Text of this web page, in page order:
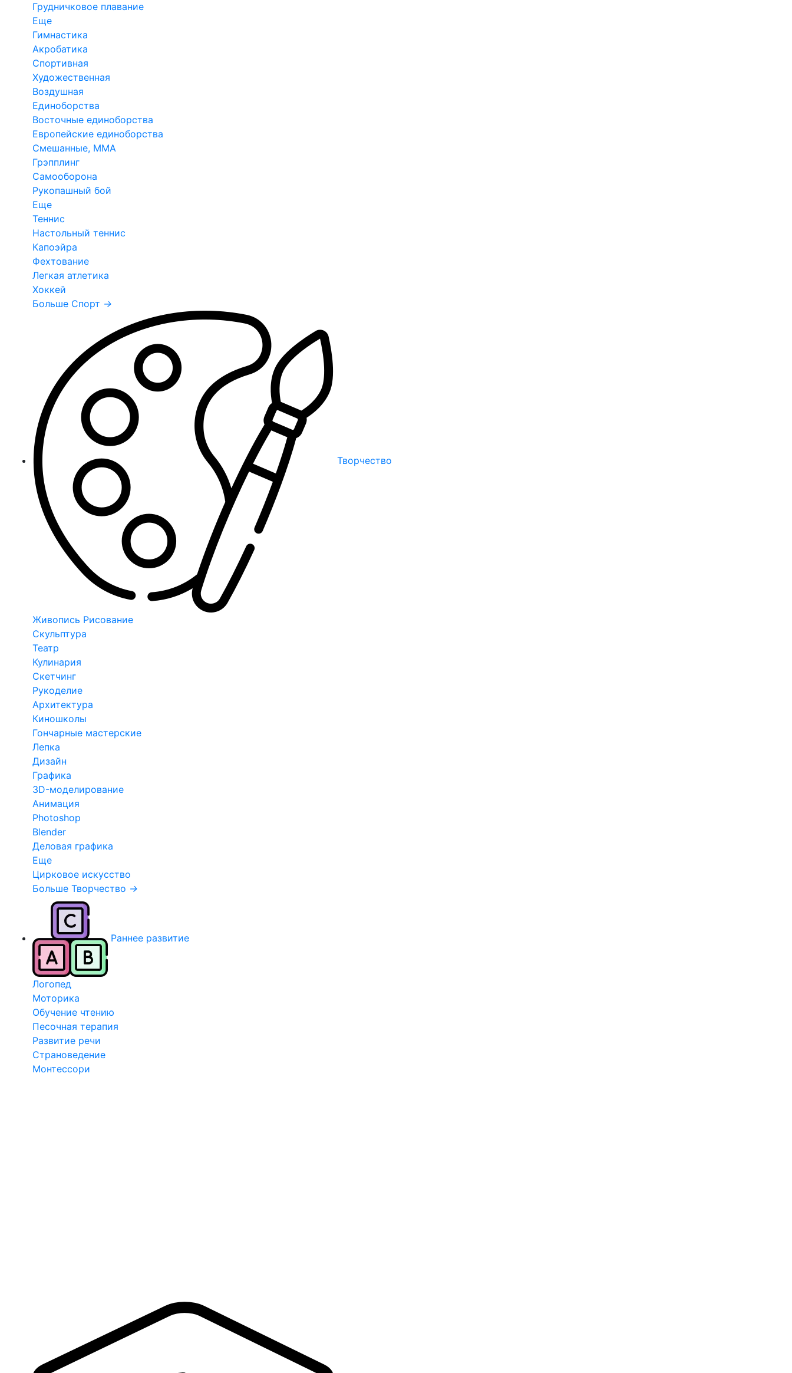
Грудничковое плавание
Еще
Гимнастика
Акробатика
Спортивная
Художественная
Воздушная
Единоборства
Восточные единоборства
Европейские единоборства
Смешанные, ММА
Грэпплинг
Самооборона
Рукопашный бой
Еще
Теннис
Настольный теннис
Капоэйра
Фехтование
Легкая атлетика
Хоккей
Больше Спорт →
Творчество
Живопись Рисование
Скульптура
Театр
Кулинария
Скетчинг
Рукоделие
Архитектура
Киношколы
Гончарные мастерские
Лепка
Дизайн
Графика
3D-моделирование
Анимация
Photoshop
Blender
Деловая графика
Еще
Цирковое искусство
Больше Творчество →
Раннее развитие
Логопед
Моторика
Обучение чтению
Песочная терапия
Развитие речи
Страноведение
Монтессори